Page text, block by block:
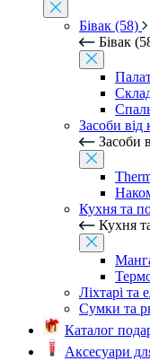
Бівак (58)
Бівак
Засоби від
Засоби
Кухня та
Кухня
Ліхтарі та
Сумки та
Каталог
Аксесуари